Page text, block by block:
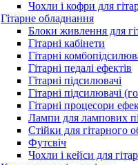
Чохли і кофри для
Гітарне обладнання
Блоки живлення для
Гітарні кабінети
Гітарні
Гітарні педалі ефектів
Гітарні підсилювачі
Гітарні підсилювачі
Гітарні процесори
Лампи для лампових
Стійки для гітарного
Футсвіч
Чохли і кейси для